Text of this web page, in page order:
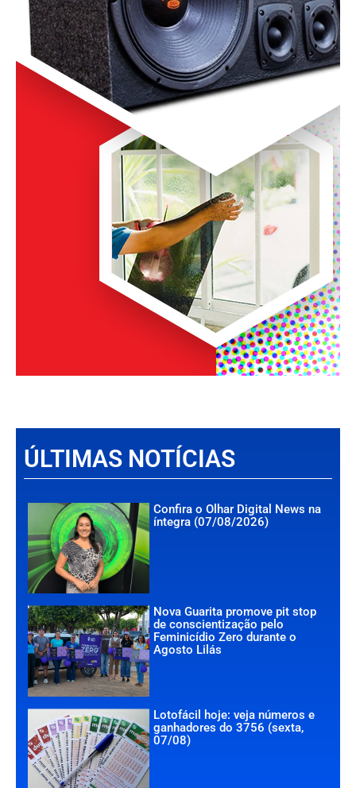
ÚLTIMAS NOTÍCIAS
Confira o Olhar Digital News na
íntegra (07/08/2026)
Nova Guarita promove pit stop
de conscientização pelo
Feminicídio Zero durante o
Agosto Lilás
Lotofácil hoje: veja números e
ganhadores do 3756 (sexta,
07/08)